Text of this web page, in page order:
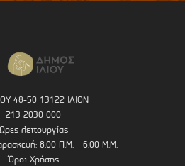
48-50 13122 ΙΛΙΟΝ
213 2030 000
λειτουργίας
8.00 Π.Μ. - 6.00 Μ.Μ.
Όροι Χρήσης